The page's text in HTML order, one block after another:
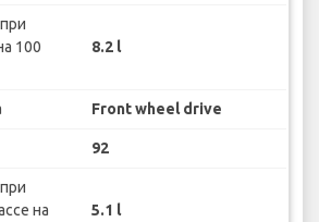
100
8.2 l
Front wheel drive
92
на
5.1 l